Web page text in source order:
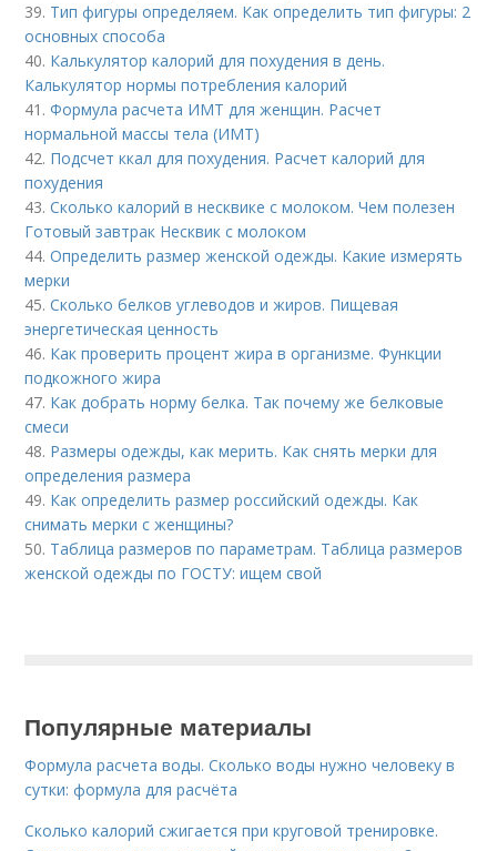
39. Тип фигуры определяем. Как определить тип фигуры: 2
основных способа
40. Калькулятор калорий для похудения в день.
Калькулятор нормы потребления калорий
41.Формула расчета ИМТ для женщин. Расчет
нормальной массы тела (ИМТ)
42. Подсчет ккал для похудения. Расчет калорий для
похудения
43.Сколько калорий в несквике с молоком. Чем полезен
Готовый завтрак Несквик с молоком
44.Определить размер женской одежды. Какие измерять
мерки
45.Сколько белков углеводов и жиров. Пищевая
энергетическая ценность
46. Как проверить процент жира в организме. Функции
подкожного жира
47. Как добрать норму белка. Так почему же белковые
смеси
48. Размеры одежды, как мерить. Как снять мерки для
определения размера
49. Как определить размер российский одежды. Как
снимать мерки с женщины?
50. Таблица размеров по параметрам. Таблица размеров
женской одежды по ГОСТУ: ищем свой
Популярные материалы
Формула расчета воды. Сколько воды нужно человеку в
сутки: формула для расчёта
Сколько калорий сжигается при круговой тренировке.